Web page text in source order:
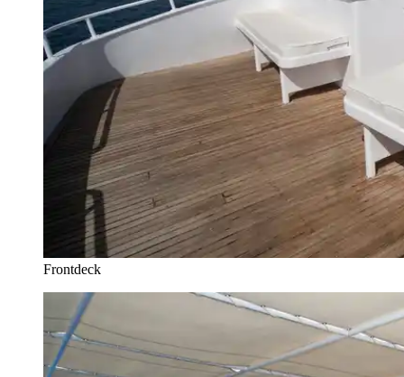
Frontdeck